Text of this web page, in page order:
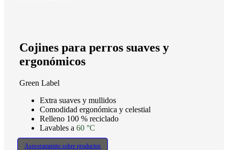
Cojines para perros suaves y
ergonómicos
Green Label
Extra suaves y mullidos
Comodidad ergonómica y celestial
Relleno 100 % reciclado
Lavables a 60 °C
Asesoramiento sobre productos